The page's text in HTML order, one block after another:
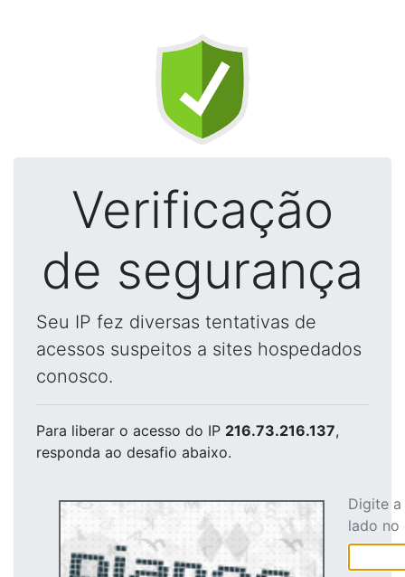
Verificação
de segurança
Seu IP fez diversas tentativas de
acessos suspeitos a sites hospedados
conosco.
Para liberar o acesso do IP 216.73.216.137,
responda ao desafio abaixo.
Digite
lado no